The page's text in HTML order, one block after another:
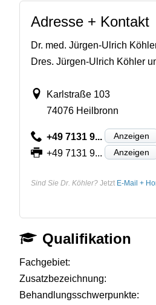
Adresse + Kontakt
Dr. med. Jürgen-Ulrich
Dres. Jürgen-Ulrich Köhler
Karlstraße 103
74076 Heilbronn
+49 7131 9... Anzeigen
+49 7131 9... Anzeigen
Sind Sie Dr. Köhler? Jetzt E-Mail +
Qualifikation
Fachgebiet:
Zusatzbezeichnung:
Behandlungsschwerpunkte: